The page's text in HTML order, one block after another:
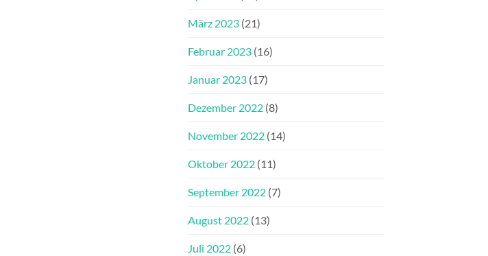
März 2023 (21)
Februar 2023 (16)
Januar 2023 (17)
Dezember 2022 (8)
November 2022 (14)
Oktober 2022 (11)
September 2022 (7)
August 2022 (13)
Juli 2022 (6)